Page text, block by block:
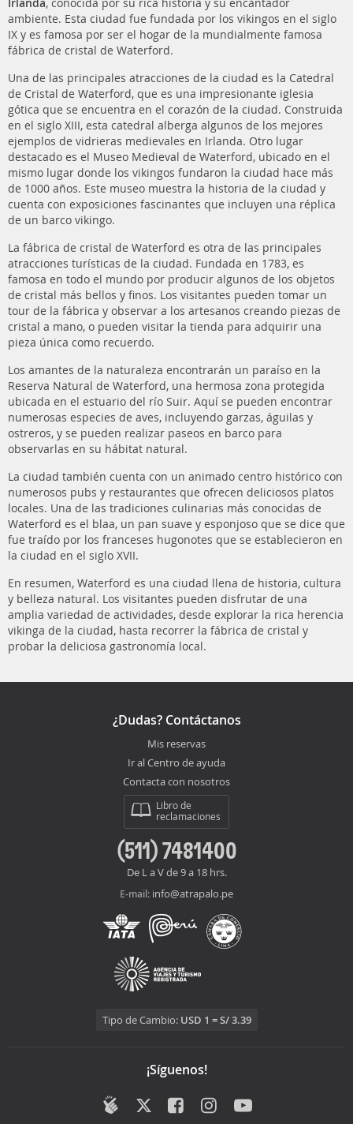
ambiente. Esta ciudad fue fundada por los vikingos en el siglo
IX y es famosa por ser el hogar de la mundialmente famosa
fábrica de cristal de Waterford.
Una de las principales atracciones de la ciudad es la Catedral
de Cristal de Waterford, que es una impresionante iglesia
gótica que se encuentra en el corazón de la ciudad. Construida
en el siglo XIII, esta catedral alberga algunos de los mejores
ejemplos de vidrieras medievales en Irlanda. Otro lugar
destacado es el Museo Medieval de Waterford, ubicado en el
mismo lugar donde los vikingos fundaron la ciudad hace más
de 1000 años. Este museo muestra la historia de la ciudad y
cuenta con exposiciones fascinantes que incluyen una réplica
de un barco vikingo.
La fábrica de cristal de Waterford es otra de las principales
atracciones turísticas de la ciudad. Fundada en 1783, es
famosa en todo el mundo por producir algunos de los objetos
de cristal más bellos y finos. Los visitantes pueden tomar un
tour de la fábrica y observar a los artesanos creando piezas de
cristal a mano, o pueden visitar la tienda para adquirir una
pieza única como recuerdo.
Los amantes de la naturaleza encontrarán un paraíso en la
Reserva Natural de Waterford, una hermosa zona protegida
ubicada en el estuario del río Suir. Aquí se pueden encontrar
numerosas especies de aves, incluyendo garzas, águilas y
ostreros, y se pueden realizar paseos en barco para
observarlas en su hábitat natural.
La ciudad también cuenta con un animado centro histórico con
numerosos pubs y restaurantes que ofrecen deliciosos platos
locales. Una de las tradiciones culinarias más conocidas de
Waterford es el blaa, un pan suave y esponjoso que se dice que
fue traído por los franceses hugonotes que se establecieron en
la ciudad en el siglo XVII.
En resumen, Waterford es una ciudad llena de historia, cultura
y belleza natural. Los visitantes pueden disfrutar de una
amplia variedad de actividades, desde explorar la rica herencia
vikinga de la ciudad, hasta recorrer la fábrica de cristal y
probar la deliciosa gastronomía local.
¿Dudas? Contáctanos
Mis reservas
Ir al Centro de ayuda
Contacta con nosotros
Libro de
reclamaciones
(511) 7481400
De L a V de 9 a 18 hrs.
E-mail: info@atrapalo.pe
Tipo de Cambio: USD 1 = S/ 3.39
¡Síguenos!